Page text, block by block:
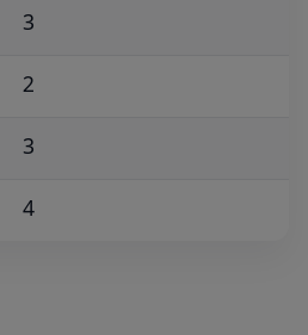
3
2
3
4